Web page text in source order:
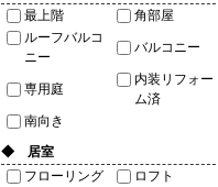
最上階
角部屋
ルーフバルコ
ニー
バルコニー
専用庭
内装リフォー
ム済
南向き
◆ 居室
フローリング
ロフト